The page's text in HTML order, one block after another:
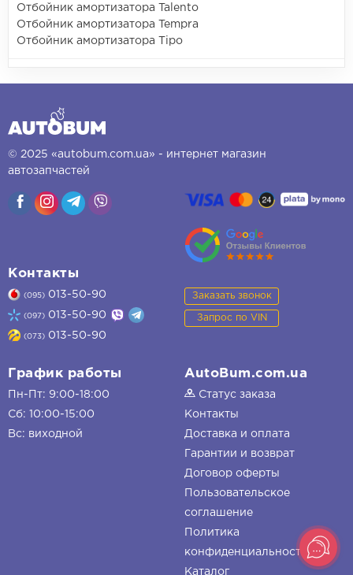
Отбойник амортизатора Talento
Отбойник амортизатора Tempra
Отбойник амортизатора Tipo
© 2025 «autobum.com.ua» - интернет магазин
автозапчастей
Контакты
(095) 013-50-90
(097) 013-50-90
(073) 013-50-90
Заказать звонок
Запрос по VIN
График работы
Пн-Пт: 9:00-18:00
Сб: 10:00-15:00
Вс: виходной
AutoBum.com.ua
Статус заказа
Контакты
Доставка и оплата
Гарантии и возврат
Договор оферты
Пользовательское
соглашение
Политика
конфиденциальности
Каталог